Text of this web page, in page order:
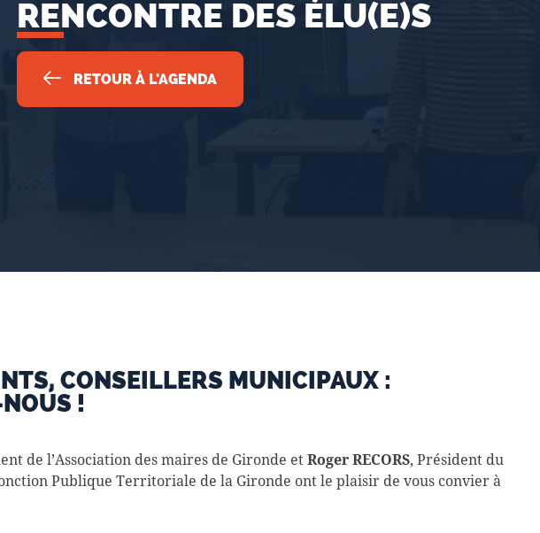
RENCONTRE DES ÉLU(E)S
RETOUR À L'AGENDA
CONSEILLERS MUNICIPAUX :
!
de l’Association des maires de Gironde etRoger RECORS, Président du
Publique Territoriale de la Gironde ont le plaisir de vous convier à